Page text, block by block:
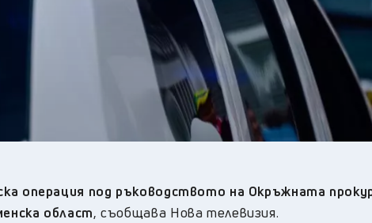
Смолян
София 29
Стара Загора, 31°C
Търговище , 28°C
, 30°C
27 °C
Ямбол, 29°C
операция под ръководството на Окръжната
област, съобщава Нова телевизия.